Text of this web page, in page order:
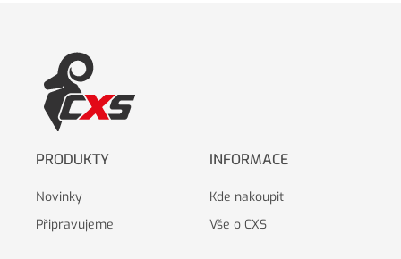
PRODUKTY
Novinky
Připravujeme
INFORMACE
Kde nakoupit
Vše o CXS